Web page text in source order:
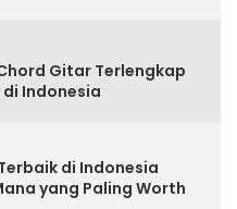
Gitar Terlengkap
Indonesia
di Indonesia
yang Paling Worth